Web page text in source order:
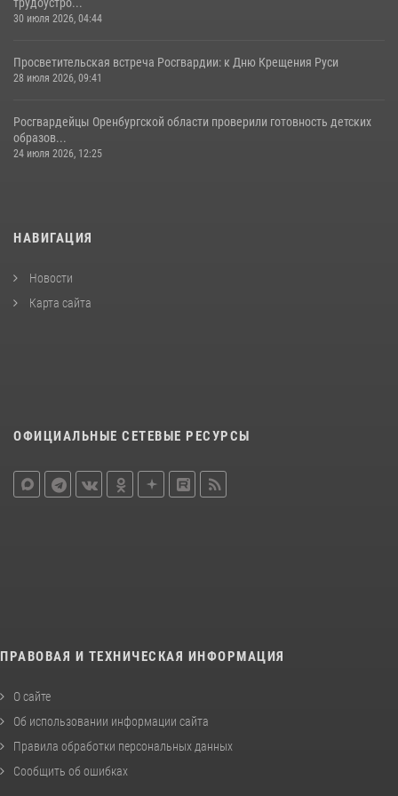
трудоустро...
30 июля 2026, 04:44
Просветительская встреча Росгвардии: к Дню Крещения Руси
28 июля 2026, 09:41
Росгвардейцы Оренбургской области проверили готовность детских
образов...
24 июля 2026, 12:25
НАВИГАЦИЯ
Новости
Карта сайта
ОФИЦИАЛЬНЫЕ СЕТЕВЫЕ РЕСУРСЫ
ПРАВОВАЯ И ТЕХНИЧЕСКАЯ ИНФОРМАЦИЯ
О сайте
Об использовании информации сайта
Правила обработки персональных данных
Сообщить об ошибках